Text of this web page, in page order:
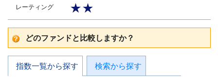
レーティング ★★
どのファンドと比較しますか？
指数一覧から探す 検索から探す